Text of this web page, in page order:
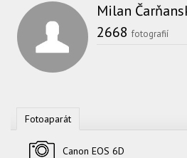
Milan
2668 fotografií
Fotoaparát
Canon EOS 6D